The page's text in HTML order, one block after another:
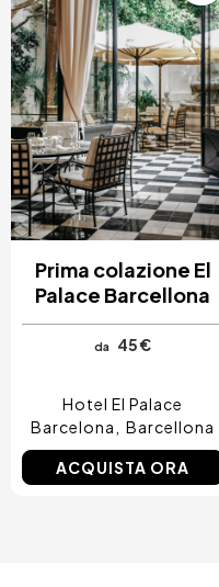
Prima colazione El
Palace Barcellona
da 45 €
Hotel El Palace
Barcelona
Barcellona
ACQUISTA ORA